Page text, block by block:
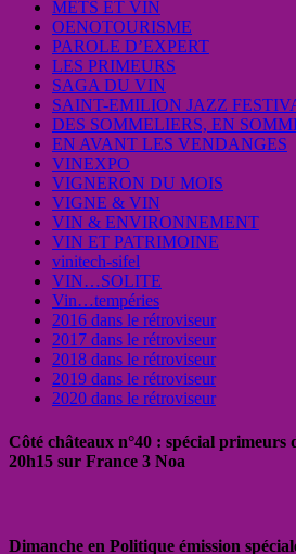
METS ET VIN
OENOTOURISME
PAROLE D’EXPERT
LES PRIMEURS
SAGA DU VIN
SAINT-EMILION JAZZ
DES SOMMELIERS, EN
EN AVANT LES VENDANGES
VINEXPO
VIGNERON DU MOIS
VIGNE & VIN
VIN & ENVIRONNEMENT
VIN ET PATRIMOINE
vinitech-sifel
VIN…SOLITE
Vin…tempéries
2016 dans le rétroviseur
2017 dans le rétroviseur
2018 dans le rétroviseur
2019 dans le rétroviseur
2020 dans le rétroviseur
Côté châteaux n°40 : spécial primeurs
20h15 sur France 3 Noa
Dimanche en Politique émission